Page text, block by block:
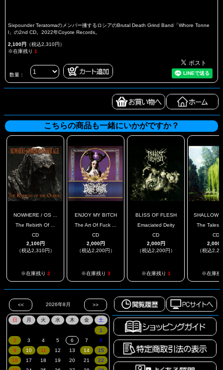
Sixpounder Teratomaのメンバー擁するロシアのBrutal Death Grind Band「Whore Tonne
l」の2nd CD。2022年Coyote Records。
2,100円 （税込2,310円）
※在庫残り 1
数量：
こちらの商品も一緒にいかがですか？
NOWHERE / OS ...
The Rebirth Of ...
CD
2,100円
（税込2,310円）
※在庫残り 2
ENJOY MY BITCH
The Art Of Fuck ...
CD
2,000円
（税込2,200円）
※在庫残り 3
BLISS OF FLESH
Emaciated Deity
CD
2,000円
（税込2,200円）
※在庫残り 1
SHALLOW
The Tales
CD
2,000
（税込
※在庫残